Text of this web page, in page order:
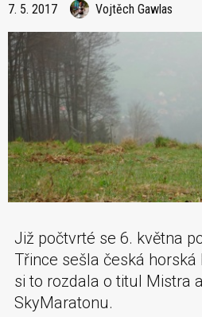
7. 5. 2017 Vojtěch Gawlas
Již počtvrté se 6. května
Třince sešla česká horská
si to rozdala o titul Mistra
SkyMaratonu.